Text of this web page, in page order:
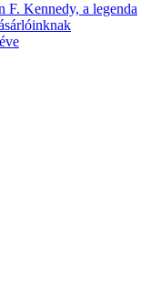
F. Kennedy, a legenda